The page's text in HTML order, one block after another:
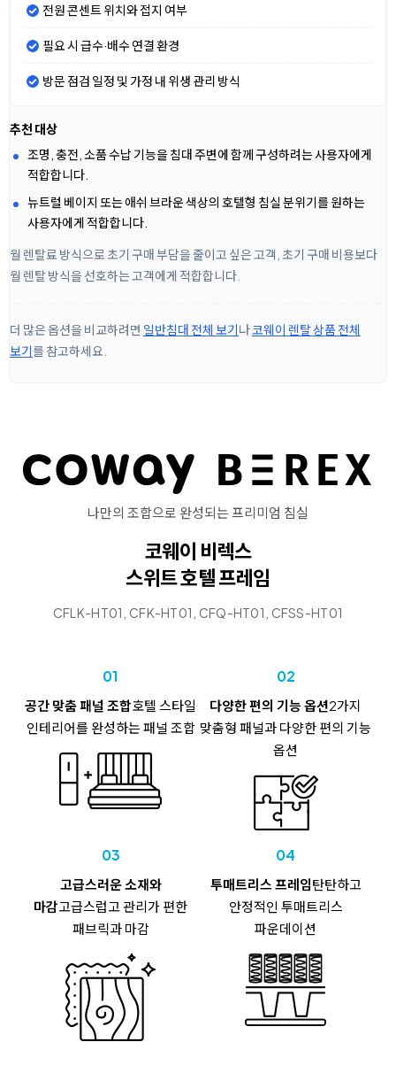
전원 콘센트 위치와 접지 여부
필요 시 급수·배수 연결 환경
방문 점검 일정 및 가정 내 위생 관리 방식
추천 대상
조명, 충전, 소품 수납 기능을 침대 주변에 함께 구성하려는 사용자에게
적합합니다.
뉴트럴 베이지 또는 애쉬 브라운 색상의 호텔형 침실 분위기를 원하는
사용자에게 적합합니다.
월 렌탈료 방식으로 초기 구매 부담을 줄이고 싶은 고객, 초기 구매 비용보다
월 렌탈 방식을 선호하는 고객에게 적합합니다.
더 많은 옵션을 비교하려면 일반침대 전체 보기나코웨이 렌탈 상품 전체
보기를 참고하세요.
나만의 조합으로 완성되는 프리미엄 침실
코웨이 비렉스
스위트 호텔 프레임
CFLK-HT01, CFK-HT01, CFQ-HT01, CFSS-HT01
01
공간 맞춤 패널 조합호텔 스타일
인테리어를 완성하는 패널 조합
02
다양한 편의 기능 옵션2가지
맞춤형 패널과 다양한 편의 기능
옵션
03
고급스러운 소재와
마감고급스럽고 관리가 편한
패브릭과 마감
04
투매트리스 프레임탄탄하고
안정적인 투매트리스
파운데이션